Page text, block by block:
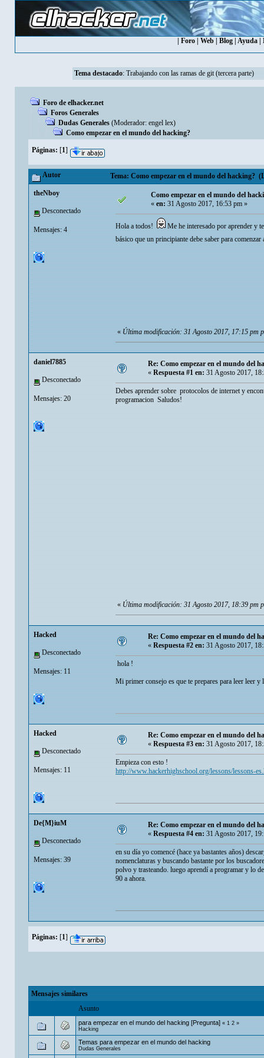
Foro Web Blog Ayuda
Tema destacado: Trabajando con las ramas de git (tercera parte)
Foro de elhacker.net
Foros Generales
Dudas Generales (Moderador: engel lex)
Como empezar en el mundo del hacking?
Páginas: [1]
Autor Tema: Como empezar en el mundo del hacking?
theNboy
Desconectado
Mensajes: 4
Como empezar en el mundo del
«en:31 Agosto 2017, 16:53 pm »
Hola a todos!
Me he interesado por aprender y
básico que un principiante debe saber para
«Última modificación: 31 Agosto 2017, 17:15 pm
daniel7885
Desconectado
Mensajes: 20
Re: Como empezar en el mundo del
« Respuesta #1 en: 31 Agosto 2017,
Debes aprender sobre protocolos de internet y
programacion Saludos!
« Última modificación: 31 Agosto 2017, 18:39 pm
Hacked
Desconectado
Mensajes: 11
Re: Como empezar en el mundo del
«Respuesta #2 en:31 Agosto 2017,
hola !
Mi primer consejo es que te prepares para leer leer
Hacked
Desconectado
Mensajes: 11
Re: Como empezar en el mundo del
« Respuesta #3 en: 31 Agosto 2017,
Empieza con esto !
http://www.hackerhighschool.org/lessons/lessons-
De{M}iuM
Desconectado
Mensajes: 39
Re: Como empezar en el mundo del
«Respuesta #4 en:31 Agosto 2017,
en su día yo comencé (hace ya bastantes años)
nomenclaturas y buscando bastante por los
polvo y trasteando. luego aprendí a programar y lo
90 a ahora.
Páginas: [1]
Mensajes similares
Asunto
para empezar en el mundo del hacking [Pregunta] «1 2»
Hacking
Temas para empezar en el mundo del hacking
Dudas Generales